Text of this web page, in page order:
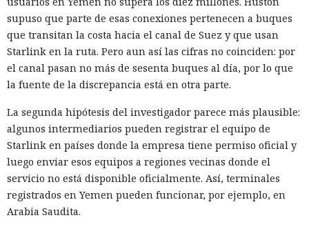
supuso que parte de esas conexiones pertenecen a buques
que transitan la costa hacia el canal de Suez y que usan
Starlink en la ruta. Pero aun así las cifras no coinciden: por
el canal pasan no más de sesenta buques al día, por lo que
la fuente de la discrepancia está en otra parte.
La segunda hipótesis del investigador parece más plausible:
algunos intermediarios pueden registrar el equipo de
Starlink en países donde la empresa tiene permiso oficial y
luego enviar esos equipos a regiones vecinas donde el
servicio no está disponible oficialmente. Así, terminales
registrados en Yemen pueden funcionar, por ejemplo, en
Arabia Saudita.